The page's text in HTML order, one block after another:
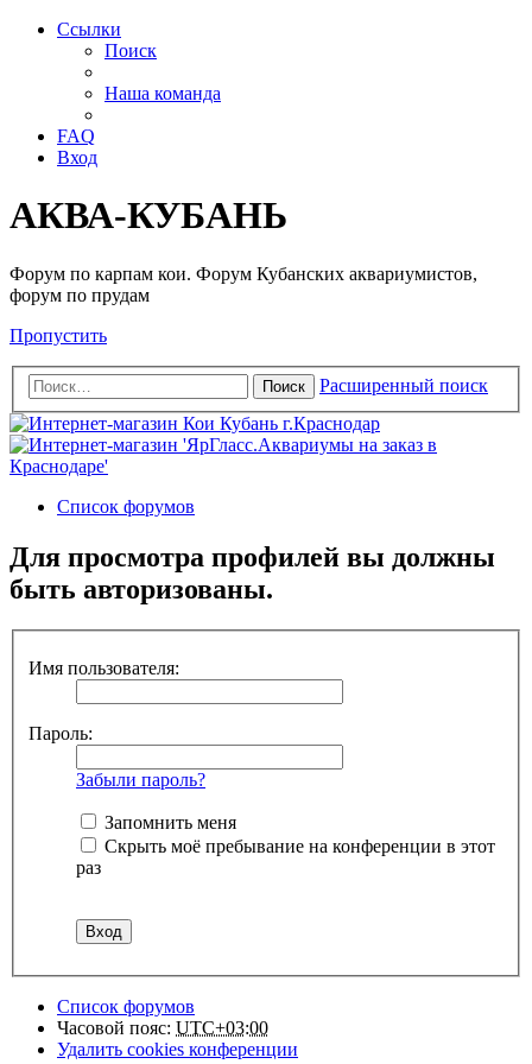
Ссылки
Поиск
Наша команда
FAQ
Вход
АКВА-КУБАНЬ
Форум по карпам кои. Форум Кубанских аквариумистов,
форум по прудам
Пропустить
Поиск Расширенный поиск
Список форумов
Для просмотра профилей вы должны
быть авторизованы.
Имя пользователя:
Пароль:
Забыли пароль?
Запомнить меня
Скрыть моё пребывание на конференции в этот
раз
Список форумов
Часовой пояс: UTC+03:00
Удалить cookies конференции